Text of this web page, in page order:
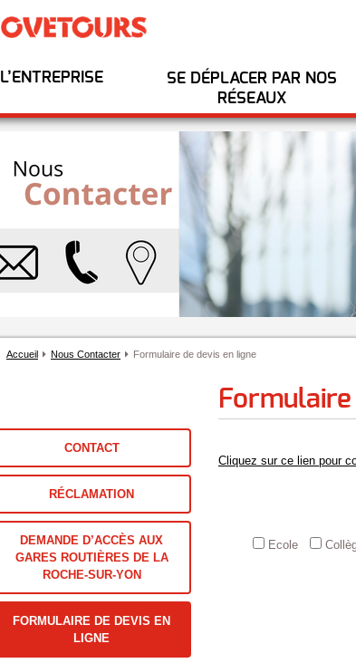
L’ENTREPRISE
SE DÉPLACER PAR NOS
RÉSEAUX
Accueil Nous Contacter Formulaire de devis en ligne
CONTACT
RÉCLAMATION
DEMANDE D’ACCÈS AUX
GARES ROUTIÈRES DE LA
ROCHE-SUR-YON
FORMULAIRE DE DEVIS EN
LIGNE
Cliquez sur ce lien pour
Ecole